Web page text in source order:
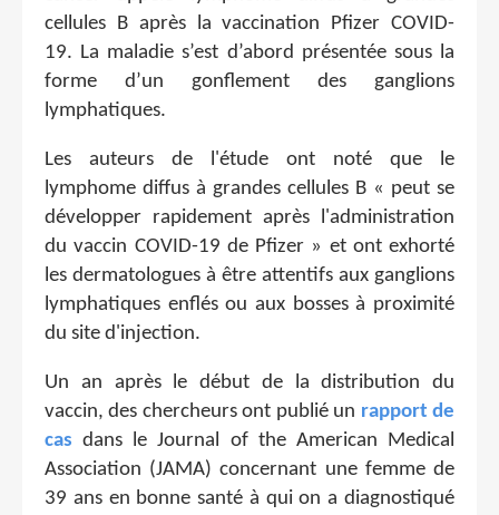
cellules B après la vaccination Pfizer COVID-
19. La maladie s’est d’abord présentée sous la
forme d’un gonflement des ganglions
lymphatiques.
Les auteurs de l'étude ont noté que le
lymphome diffus à grandes cellules B « peut se
développer rapidement après l'administration
du vaccin COVID-19 de Pfizer » et ont exhorté
les dermatologues à être attentifs aux ganglions
lymphatiques enflés ou aux bosses à proximité
du site d'injection.
Un an après le début de la distribution du
vaccin, des chercheurs ont publié un rapport de
cas dans le Journal of the American Medical
Association (JAMA) concernant une femme de
39 ans en bonne santé à qui on a diagnostiqué